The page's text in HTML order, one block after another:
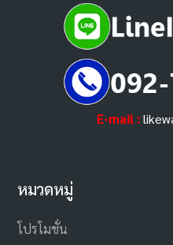
E-mail :
หมวดหมู่
โปรโมชั่น